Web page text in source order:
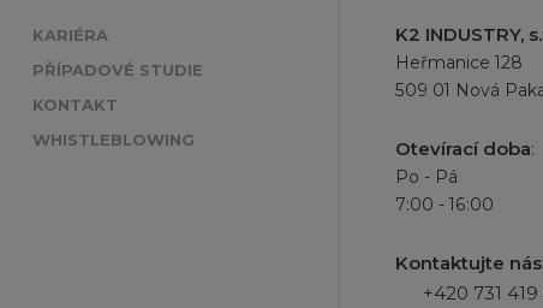
KARIÉRA
PŘÍPADOVÉ STUDIE
KONTAKT
WHISTLEBLOWING
K2 INDUSTRY,
Heřmanice 128
509 01 Nová
Otevírací doba:
Po - Pá
7:00 - 16:00
Kontaktujte
+420 731